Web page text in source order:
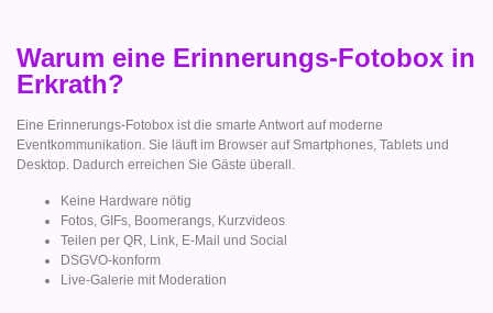
Warum eine Erinnerungs-Fotobox in
Erkrath?
Eine Erinnerungs-Fotobox ist die smarte Antwort auf moderne
Eventkommunikation. Sie läuft im Browser auf Smartphones, Tablets und
Desktop. Dadurch erreichen Sie Gäste überall.
Keine Hardware nötig
Fotos, GIFs, Boomerangs, Kurzvideos
Teilen per QR, Link, E-Mail und Social
DSGVO-konform
Live-Galerie mit Moderation